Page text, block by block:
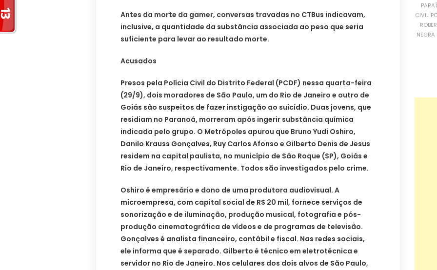
Antes da morte da gamer, conversas travadas no CTBus indicavam,
inclusive, a quantidade da substância associada ao peso que seria
suficiente para levar ao resultado morte.
Acusados
Presos pela Polícia Civil do Distrito Federal (PCDF) nessa quarta-feira
(29/9), dois moradores de São Paulo, um do Rio de Janeiro e outro de
Goiás são suspeitos de fazer instigação ao suicídio. Duas jovens, que
residiam no Paranoá, morreram após ingerir substância química
indicada pelo grupo. O Metrópoles apurou que Bruno Yudi Oshiro,
Danilo Krauss Gonçalves, Ruy Carlos Afonso e Gilberto Denis de Jesus
residem na capital paulista, no município de São Roque (SP), Goiás e
Rio de Janeiro, respectivamente. Todos são investigados pelo crime.
Oshiro é empresário e dono de uma produtora audiovisual. A
microempresa, com capital social de R$ 20 mil, fornece serviços de
sonorização e de iluminação, produção musical, fotografia e pós-
produção cinematográfica de vídeos e de programas de televisão.
Gonçalves é analista financeiro, contábil e fiscal. Nas redes sociais,
ele informa que é separado. Gilberto é técnico em eletrotécnica e
servidor no Rio de Janeiro. Nos celulares dos dois alvos de São Paulo,
CIVIL
NEGRA